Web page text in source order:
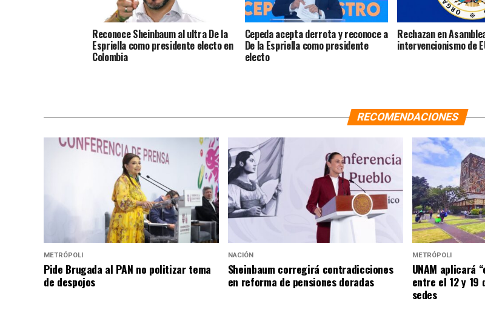
Reconoce Sheinbaum al ultra De la
Espriella como presidente electo en
Colombia
Cepeda acepta derrota y reconoce a
De la Espriella como presidente
electo
Rechazan en
intervencionismo de
RECOMENDACIONES
METRÓPOLI
Pide Brugada al PAN no politizar tema
de despojos
NACIÓN
Sheinbaum corregirá contradicciones
en reforma de pensiones doradas
METRÓPOLI
UNAM aplicará
entre el 12 y 19
sedes